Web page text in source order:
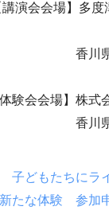
会場】多度津
多度津
場】株式会
多度津
子どもたちにラ
たな体験 参加